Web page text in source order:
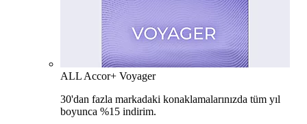
ALL Accor+ Voyager
30'dan fazla markadaki konaklamalarınızda tüm yıl
boyunca %15 indirim.